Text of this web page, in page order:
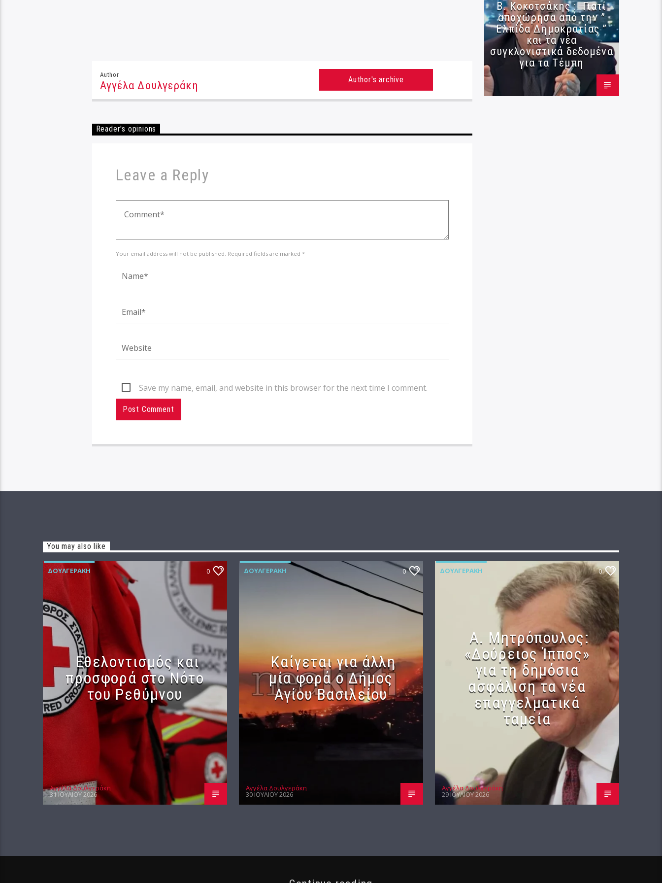
Author
Αγγέλα Δουλγεράκη Author's archive
Reader's opinions
Leave a Reply
Your email address will not be published. Required fields are marked *
Save my name, email, and website in this browser for the next time I comment.
Β. Κοκοτσάκης : Γιατί
αποχώρησα από την ”
Ελπίδα Δημοκρατίας ”
και τα νέα
συγκλονιστικά δεδομένα
για τα Τέμπη
You may also like
ΔΟΥΛΓΕΡΆΚΗ 0
Εθελοντισμός και
προσφορά στο Νότο
του Ρεθύμνου
Αγγέλα Δουλγεράκη
31 ΙΟΥΛΊΟΥ 2026
ΔΟΥΛΓΕΡΆΚΗ 0
Καίγεται για άλλη
μία φορά ο Δήμος
Αγίου Βασιλείου
Αγγέλα Δουλγεράκη
30 ΙΟΥΛΊΟΥ 2026
ΔΟΥΛΓΕΡΆΚΗ 0
Α. Μητρόπουλος:
«Δούρειος Ίππος»
για τη δημόσια
ασφάλιση τα νέα
επαγγελματικά
ταμεία
Αγγέλα Δουλγεράκη
29 ΙΟΥΛΊΟΥ 2026